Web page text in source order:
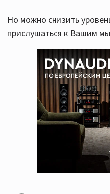
Но можно снизить
прислушаться к Вашим